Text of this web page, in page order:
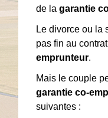
de lagarantie
Le divorce ou la
pas fin au
emprunteur.
Mais le couple
garantie co-
suivantes :